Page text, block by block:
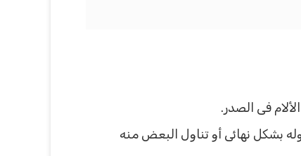
فى الصدر.
بشكل نهائى أو تناول البعض منه